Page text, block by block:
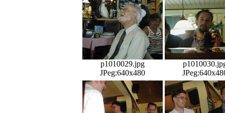
p1010029.jpg
JPeg:640x480